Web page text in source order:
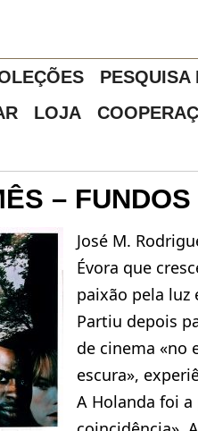
PESQUISA
LOJA
–
José M.
Évora que
paixão pela luz
Partiu depois
de cinema «no
escura»,
A Holanda foi